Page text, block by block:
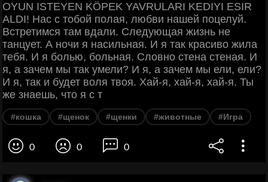
OYUN ISTEYEN KÖPEK YAVRULARI KEDIYI ESIR
ALDI! Нас с тобой полая, любви нашей поцелуй.
Встретимся там вдали. Следующая жизнь не
танцует. А ночи я насильная. И я так красиво жила
тебя. И я болью, больная. Словно стена стеная. И
я, а зачем мы так умели? И я, а зачем мы ели, ели?
И я, так и будет воля твоя. Хай-я, хай-я, хай-я. Ты
же знаешь, что я с т
#кошка #щенок #щенки #животные #Игра
0 0 0